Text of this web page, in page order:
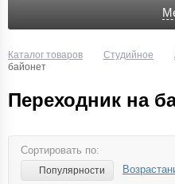
Каталог товаров Студийное
байонет
Переходник на
Сортировать по:
Популярности